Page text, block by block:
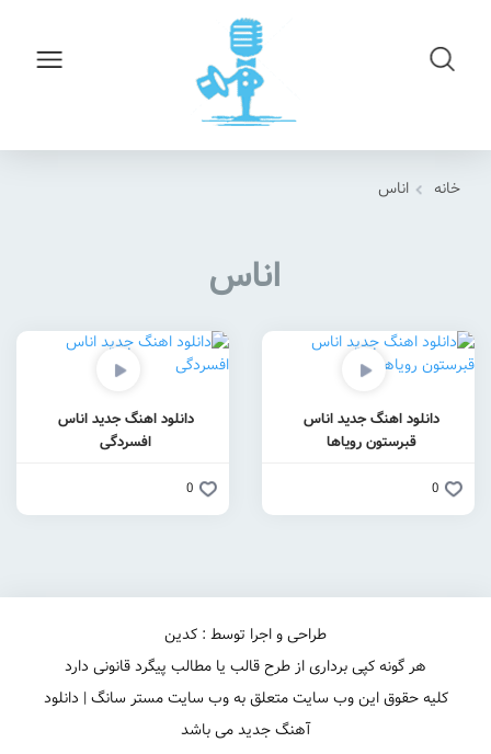
خانه اناس
اناس
دانلود اهنگ جدید اناس
قبرستون رویاها
0
دانلود اهنگ جدید اناس
افسردگی
0
طراحی و اجرا توسط : کدین
هر گونه کپی برداری از طرح قالب یا مطالب پیگرد قانونی دارد
کلیه حقوق این وب سایت متعلق به وب سایت مستر سانگ | دانلود
آهنگ جدید می باشد